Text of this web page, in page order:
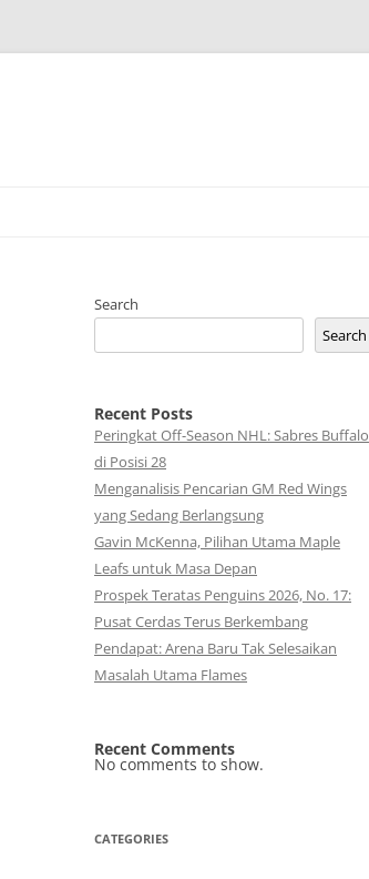
Search
Search
Recent Posts
Peringkat Off-Season NHL: Sabres Buffalo
di Posisi 28
Menganalisis Pencarian GM Red Wings
yang Sedang Berlangsung
Gavin McKenna, Pilihan Utama Maple
Leafs untuk Masa Depan
Prospek Teratas Penguins 2026, No. 17:
Pusat Cerdas Terus Berkembang
Pendapat: Arena Baru Tak Selesaikan
Masalah Utama Flames
Recent Comments
No comments to show.
CATEGORIES